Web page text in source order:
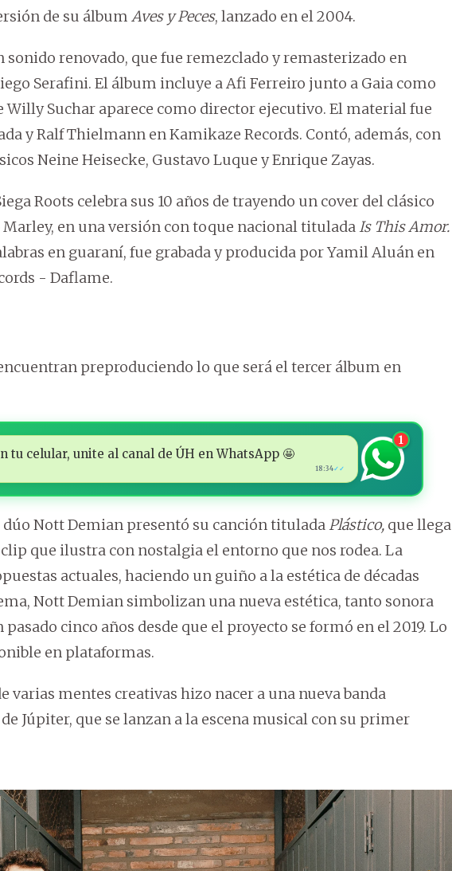
de su álbum Aves y Peces, lanzado en el 2004.
sonido renovado, que fue remezclado y remasterizado en
Serafini. El álbum incluye a Afi Ferreiro junto a Gaia como
Suchar aparece como director ejecutivo. El material fue
y Ralf Thielmann en Kamikaze Records. Contó, además, con
Neine Heisecke, Gustavo Luque y Enrique Zayas.
Roots celebra sus 10 años de trayendo un cover del clásico
Marley, en una versión con toque nacional tituladaIs This Amor.
en guaraní, fue grabada y producida por Yamil Aluán en
- Daflame.
preproduciendo lo que será el tercer álbum en
tu celular, unite al canal de ÚH en WhatsApp 🤩
18:34✓✓
1
dúo Nott Demian presentó su canción tituladaPlástico, que llega
que ilustra con nostalgia el entorno que nos rodea. La
actuales, haciendo un guiño a la estética de décadas
Nott Demian simbolizan una nueva estética, tanto sonora
cinco años desde que el proyecto se formó en el 2019. Lo
en plataformas.
varias mentes creativas hizo nacer a una nueva banda
Júpiter, que se lanzan a la escena musical con su primer